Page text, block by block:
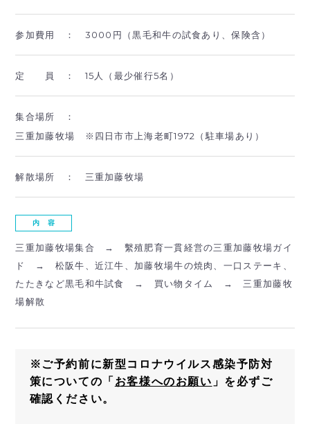
参加費用 ： 3000円（黒毛和牛の試食あり、保険含）
定 員 ： 15人（最少催行5名）
集合場所 ：
三重加藤牧場 ※四日市市上海老町1972（駐車場あり）
解散場所 ： 三重加藤牧場
内 容
三重加藤牧場集合 → 繫殖肥育一貫経営の三重加藤牧場ガイ
ド → 松阪牛、近江牛、加藤牧場牛の焼肉、一口ステーキ、
たたきなど黒毛和牛試食 → 買い物タイム → 三重加藤牧
場解散
※ご予約前に新型コロナウイルス感染予防対
策についての「 お客様へのお願い 」を必ずご
確認ください。